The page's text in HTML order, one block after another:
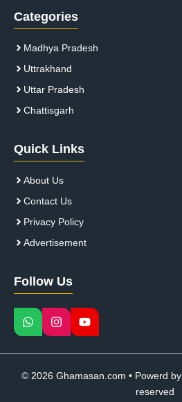
Categories
Madhya Pradesh
Uttrakhand
Uttar Pradesh
Chattisgarh
Quick Links
About Us
Contact Us
Privacy Policy
Advertisement
Follow Us
© 2026 Ghamasan.com • Powerd by
reserved